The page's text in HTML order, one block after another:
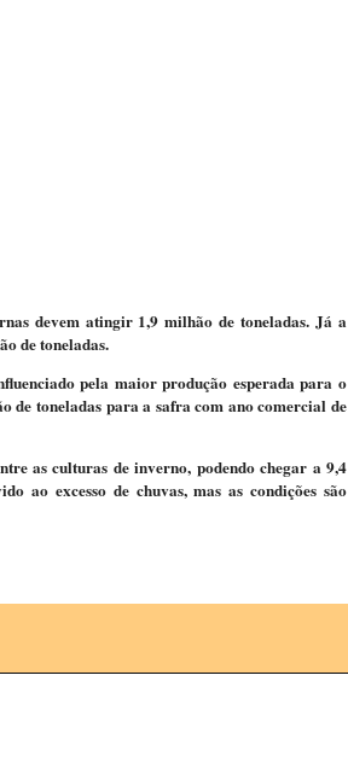
devem atingir 1,9 milhão de toneladas. Já a
de toneladas.
pela maior produção esperada para o
de toneladas para a safra com ano comercial de
as culturas de inverno, podendo chegar a 9,4
ao excesso de chuvas, mas as condições são